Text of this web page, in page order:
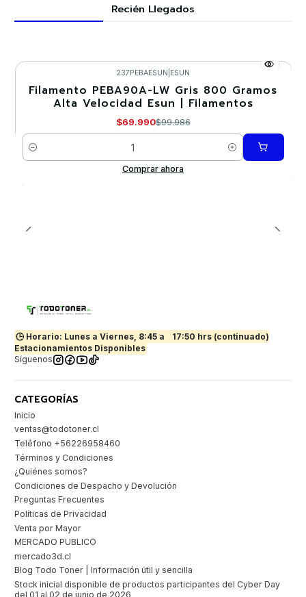
Recién Llegados
-30%
237PEBAESUN ESUN
Filamento PEBA90A-LW Gris 800 Gramos
Alta Velocidad Esun | Filamentos
$69.990$99.986
Cantidad
Comprar ahora
🕒 Horario: Lunes a Viernes, 8:45 a
17:50 hrs (continuado)
Estacionamientos Disponibles
Síguenos
CATEGORÍAS
Inicio
ventas@todotoner.cl
Teléfono +56226958460
Términos y Condiciones
¿Quiénes somos?
Condiciones de Despacho y Devolución
Preguntas Frecuentes
Políticas de Privacidad
Venta por Mayor
MERCADO PUBLICO
mercado3d.cl
Blog Todo Toner | Información útil y sencilla
Stock inicial disponible de productos participantes del Cyber Day
del 01 al 02 de junio de 2026